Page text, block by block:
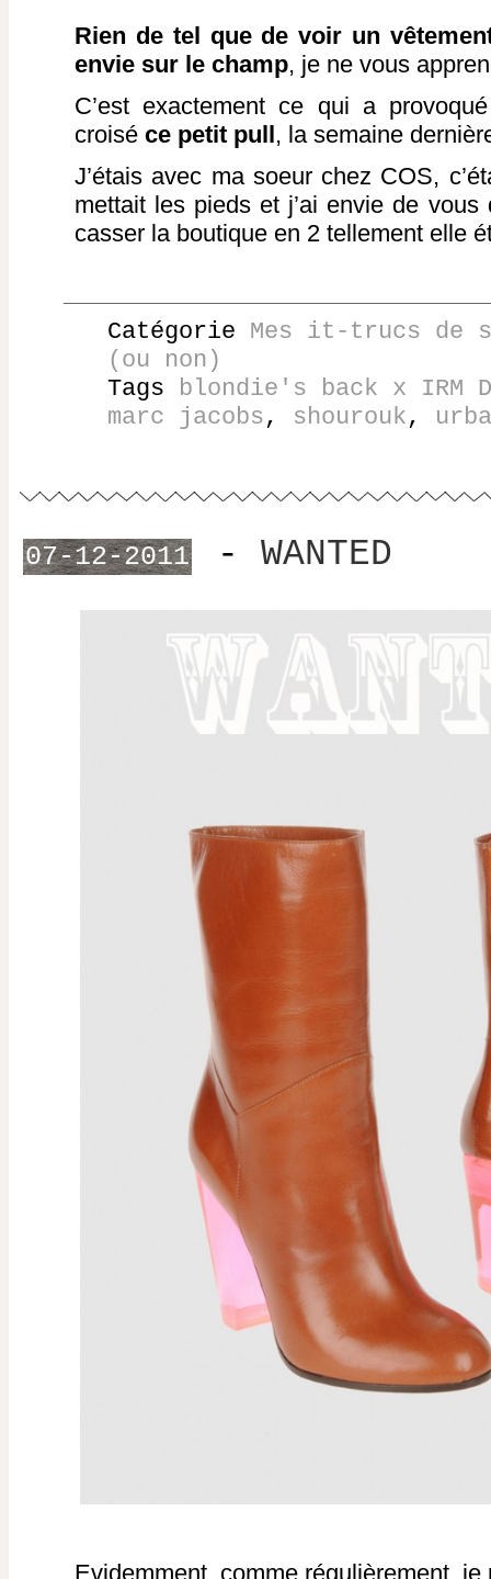
Rien de tel que de voir un
envie sur le champ, je ne vous
C’est exactement ce qui a
croisé ce petit pull, la semaine
J’étais avec ma soeur chez COS,
mettait les pieds et j’ai envie de vous
casser la boutique en 2 tellement elle
Catégorie Mes it-trucs de
(ou non)
Tags blondie's back x IRM
marc jacobs, shourouk,
07-12-2011 - WANTED
Evidemment, comme régulièrement,